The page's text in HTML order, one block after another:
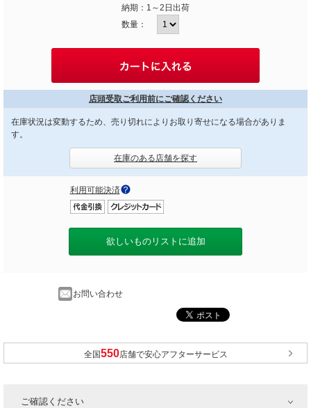
納期： 1～2日出荷
数量：
店頭受取ご利用前にご確認ください
在庫状況は変動するため、売り切れによりお取り寄せになる場合がありま
す。
在庫のある店舗を探す
利用可能決済
欲しいものリストに追加
お問い合わせ
全国 店舗で安心アフターサービス
ご確認ください